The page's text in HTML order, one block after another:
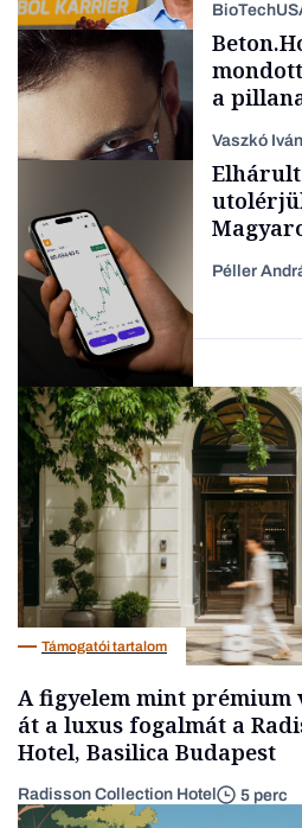
Befektetés
Content Lab HUB
Forbes-sztori
a
a
Vaszkó Iván
Fintech
fintech
Péller
Támogatói tartalom
A figyelem mint
át a luxus fogalmát a
Hotel, Basilica Budapest
Radisson Collection Hotel 5 perc